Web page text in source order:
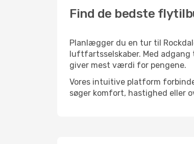
Find de bedste
Planlægger du en tur til
luftfartsselskaber. Med adgang
giver mest værdi for pengene.
Vores intuitive platform
søger komfort, hastighed eller